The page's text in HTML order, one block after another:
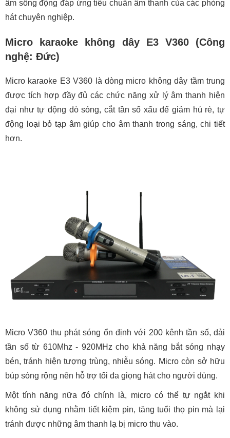
âm sống động đáp ứng tiêu chuẩn âm thanh của các phòng
hát chuyên nghiệp.
Micro karaoke không dây E3 V360 (Công
nghệ: Đức)
Micro karaoke E3 V360 là dòng micro không dây tầm trung
được tích hợp đầy đủ các chức năng xử lý âm thanh hiện
đại như tự động dò sóng, cắt tần số xấu để giảm hú rè, tự
động loại bỏ tạp âm giúp cho âm thanh trong sáng, chi tiết
hơn.
Micro V360 thu phát sóng ổn định với 200 kênh tần số, dải
tần số từ 610Mhz - 920MHz cho khả năng bắt sóng nhạy
bén, tránh hiện tượng trùng, nhiễu sóng. Micro còn sở hữu
búp sóng rộng nên hỗ trợ tối đa giọng hát cho người dùng.
Một tính năng nữa đó chính là, micro có thể tự ngắt khi
không sử dụng nhằm tiết kiệm pin, tăng tuổi thọ pin mà lại
tránh được những âm thanh lạ bị micro thu vào.